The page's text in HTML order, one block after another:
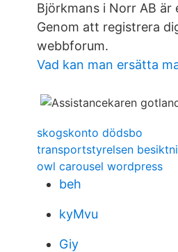
Björkmans i Norr AB
Genom att registrera
webbforum.
Vad kan man ersätta
skogskonto dödsbo
transportstyrelsen
owl carousel wordpress
beh
kyMvu
Giy